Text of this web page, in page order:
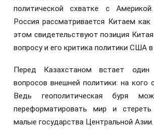
политической схватке с
Россия рассматривается Китаем
этом свидетельствуют позиция
вопросу и его критика политики США
Перед Казахстаном встает
вопросов внешней политики: на кого
Ведь геополитическая буря
переформатировать мир и
малые государства Центральной Азии.